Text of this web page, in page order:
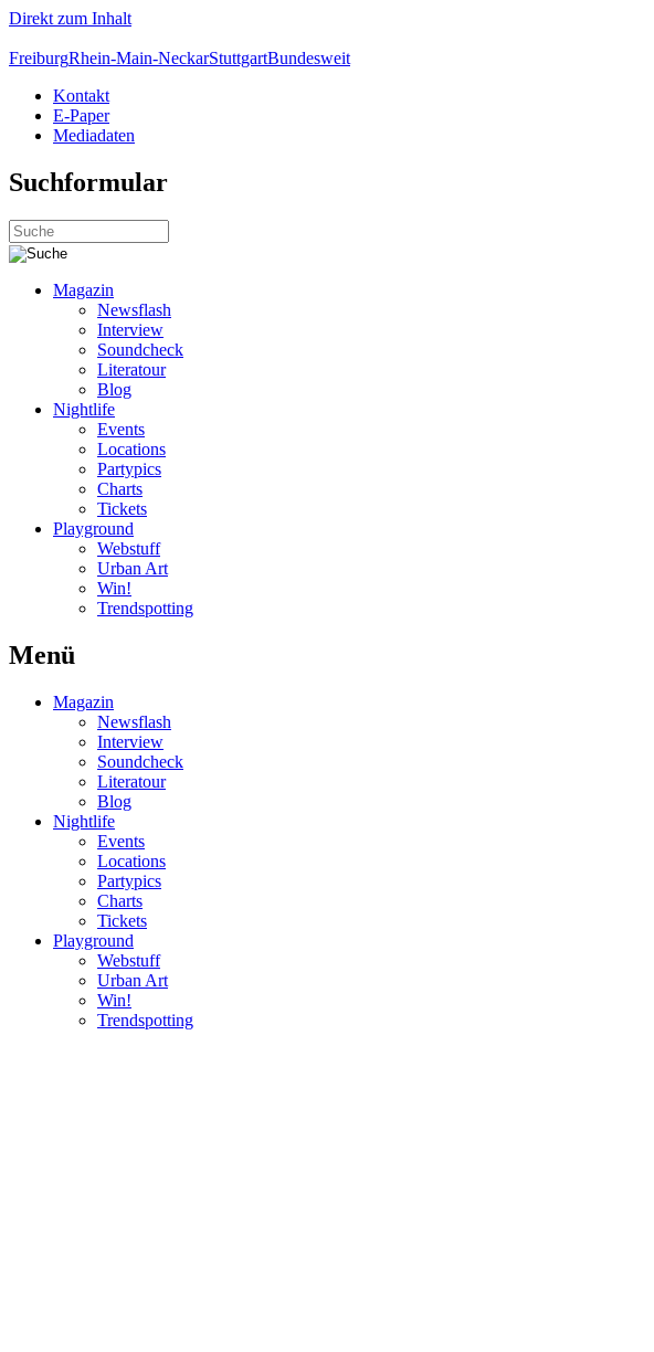
Direkt zum Inhalt
FreiburgRhein-Main-NeckarStuttgartBundesweit
Kontakt
E-Paper
Mediadaten
Suchformular
Magazin
Newsflash
Interview
Soundcheck
Literatour
Blog
Nightlife
Events
Locations
Partypics
Charts
Tickets
Playground
Webstuff
Urban Art
Win!
Trendspotting
Menü
Magazin
Newsflash
Interview
Soundcheck
Literatour
Blog
Nightlife
Events
Locations
Partypics
Charts
Tickets
Playground
Webstuff
Urban Art
Win!
Trendspotting